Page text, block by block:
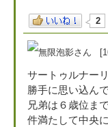
2
サートゥルナー
勝手に思い込んで
兄弟は６歳位ま
件満たして中央